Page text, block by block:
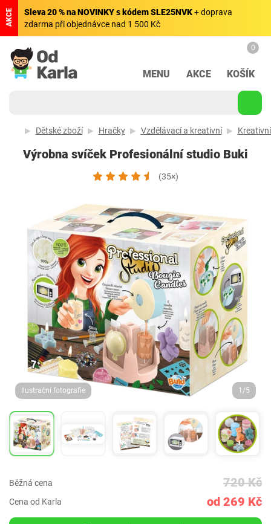
AKCE Sleva 20 % na NOVINKY s kódem SLE25NVK+ doprava
zdarma při objednávce nad 1 500 Kč
MENU AKCE
0
KOŠÍK
Dětské zboží Hračky Vzdělávací a kreativní
Výrobna svíček Profesionální studio Buki
(35×)
Ilustrační fotografie 1/5
Běžná cena 720 Kč
Cena od Karla od 269 Kč